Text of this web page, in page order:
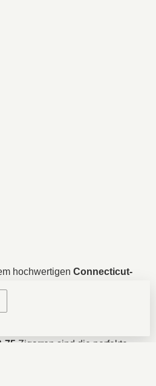
hochwertigen Connecticut-
schätzen.
75 Zigarren sind die perfekte